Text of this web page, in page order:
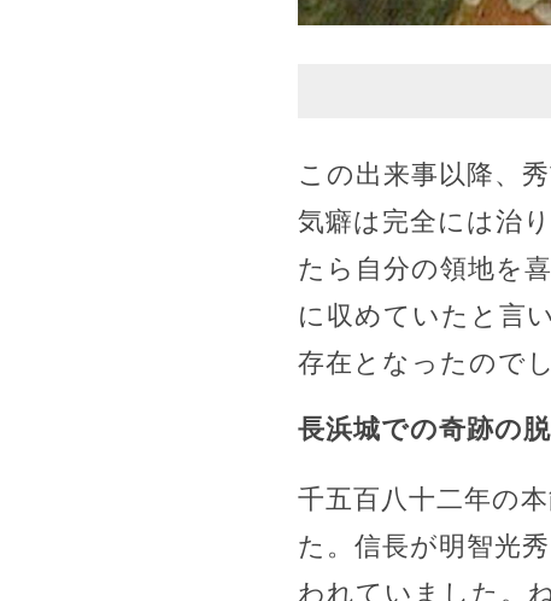
この出来事以降、
気癖は完全には治
たら自分の領地を
に収めていたと言
存在となったのでし
長浜城での奇跡の
千五百八十二年の
た。信長が明智光
われていました。